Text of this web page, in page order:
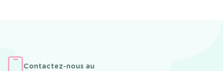
Contactez-nous au